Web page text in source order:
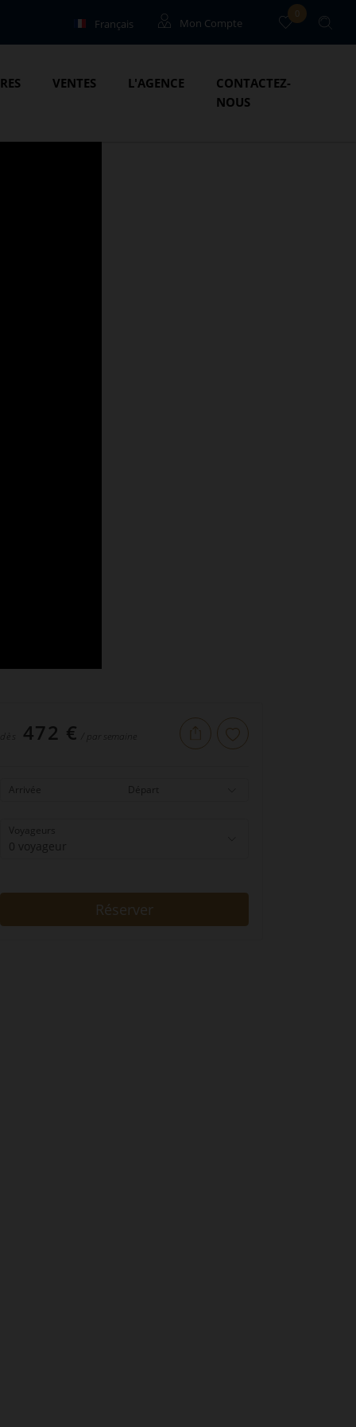
Français Mon Compte
Propriétaires
0
VENTES L'AGENCE
CONTACTEZ-
NOUS
dès 472 € / par semaine
Arrivée Départ
Voyageurs
0 voyageur
Réserver